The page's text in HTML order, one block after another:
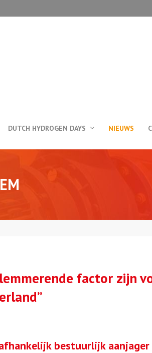
DUTCH HYDROGEN DAYS NIEUWS
factor zijn
bestuurlijk